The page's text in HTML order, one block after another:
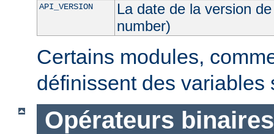
API_VERSION
La date de la version
number)
Certains modules,
définissent des variables
Opérateurs binaires